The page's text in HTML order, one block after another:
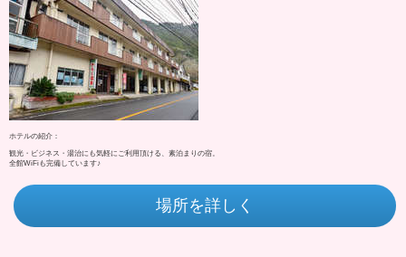
ホテルの紹介：
観光・ビジネス・湯治にも気軽にご利用頂ける、素泊まりの宿。
全館WiFiも完備しています♪
場所を詳しく